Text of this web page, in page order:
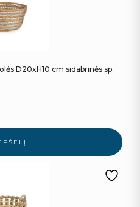
D20xH10 cm sidabrinės sp.